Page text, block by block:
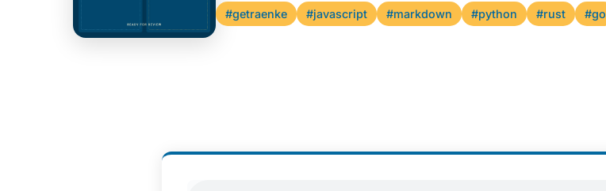
#getraenke #javascript #markdown #python #rust #go